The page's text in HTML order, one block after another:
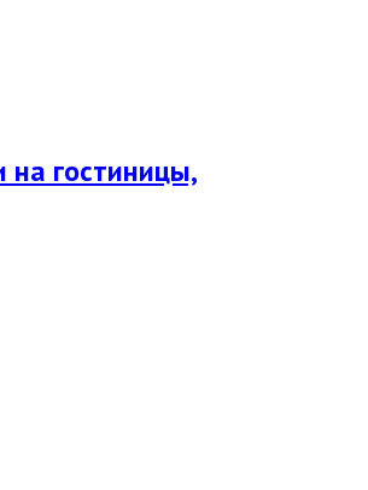
гостиницы,